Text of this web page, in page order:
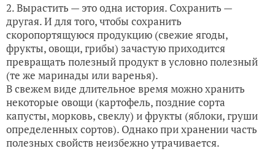
2. Вырастить — это одна история. Сохранить —
другая. И для того, чтобы сохранить
скоропортящуюся продукцию (свежие ягоды,
фрукты, овощи, грибы) зачастую приходится
превращать полезный продукт в условно полезный
(те же маринады или варенья).
В свежем виде длительное время можно хранить
некоторые овощи (картофель, поздние сорта
капусты, морковь, свеклу) и фрукты (яблоки, груши
определенных сортов). Однако при хранении часть
полезных свойств неизбежно утрачивается.